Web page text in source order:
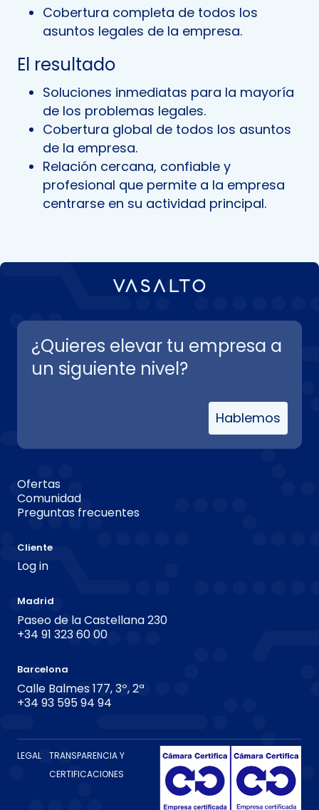
Cobertura completa de todos los
asuntos legales de la empresa.
El resultado
Soluciones inmediatas para la mayoría
de los problemas legales.
Cobertura global de todos los asuntos
de la empresa.
Relación cercana, confiable y
profesional que permite a la empresa
centrarse en su actividad principal.
¿Quieres elevar tu empresa a
un siguiente nivel?
Hablemos
Ofertas
Comunidad
Preguntas frecuentes
Cliente
Log in
Madrid
Paseo de la Castellana 230
+34 91 323 60 00
Barcelona
Calle Balmes 177, 3º, 2ª
+34 93 595 94 94
LEGAL
TRANSPARENCIA Y
CERTIFICACIONES